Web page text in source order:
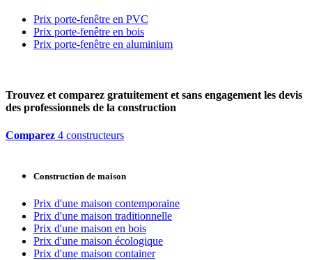
Prix porte-fenêtre en PVC
Prix porte-fenêtre en bois
Prix porte-fenêtre en aluminium
Trouvez et comparez gratuitement et sans engagement les devis
des professionnels de la construction
Comparez 4 constructeurs
Construction de maison
Prix d'une maison contemporaine
Prix d'une maison traditionnelle
Prix d'une maison en bois
Prix d'une maison écologique
Prix d'une maison container